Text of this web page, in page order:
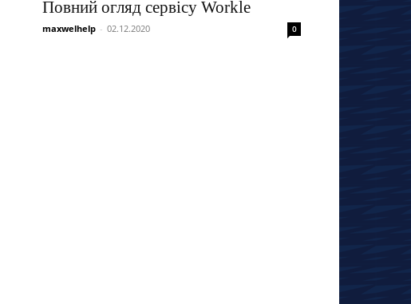
Повний огляд сервісу Workle
maxwelhelp - 02.12.2020 0